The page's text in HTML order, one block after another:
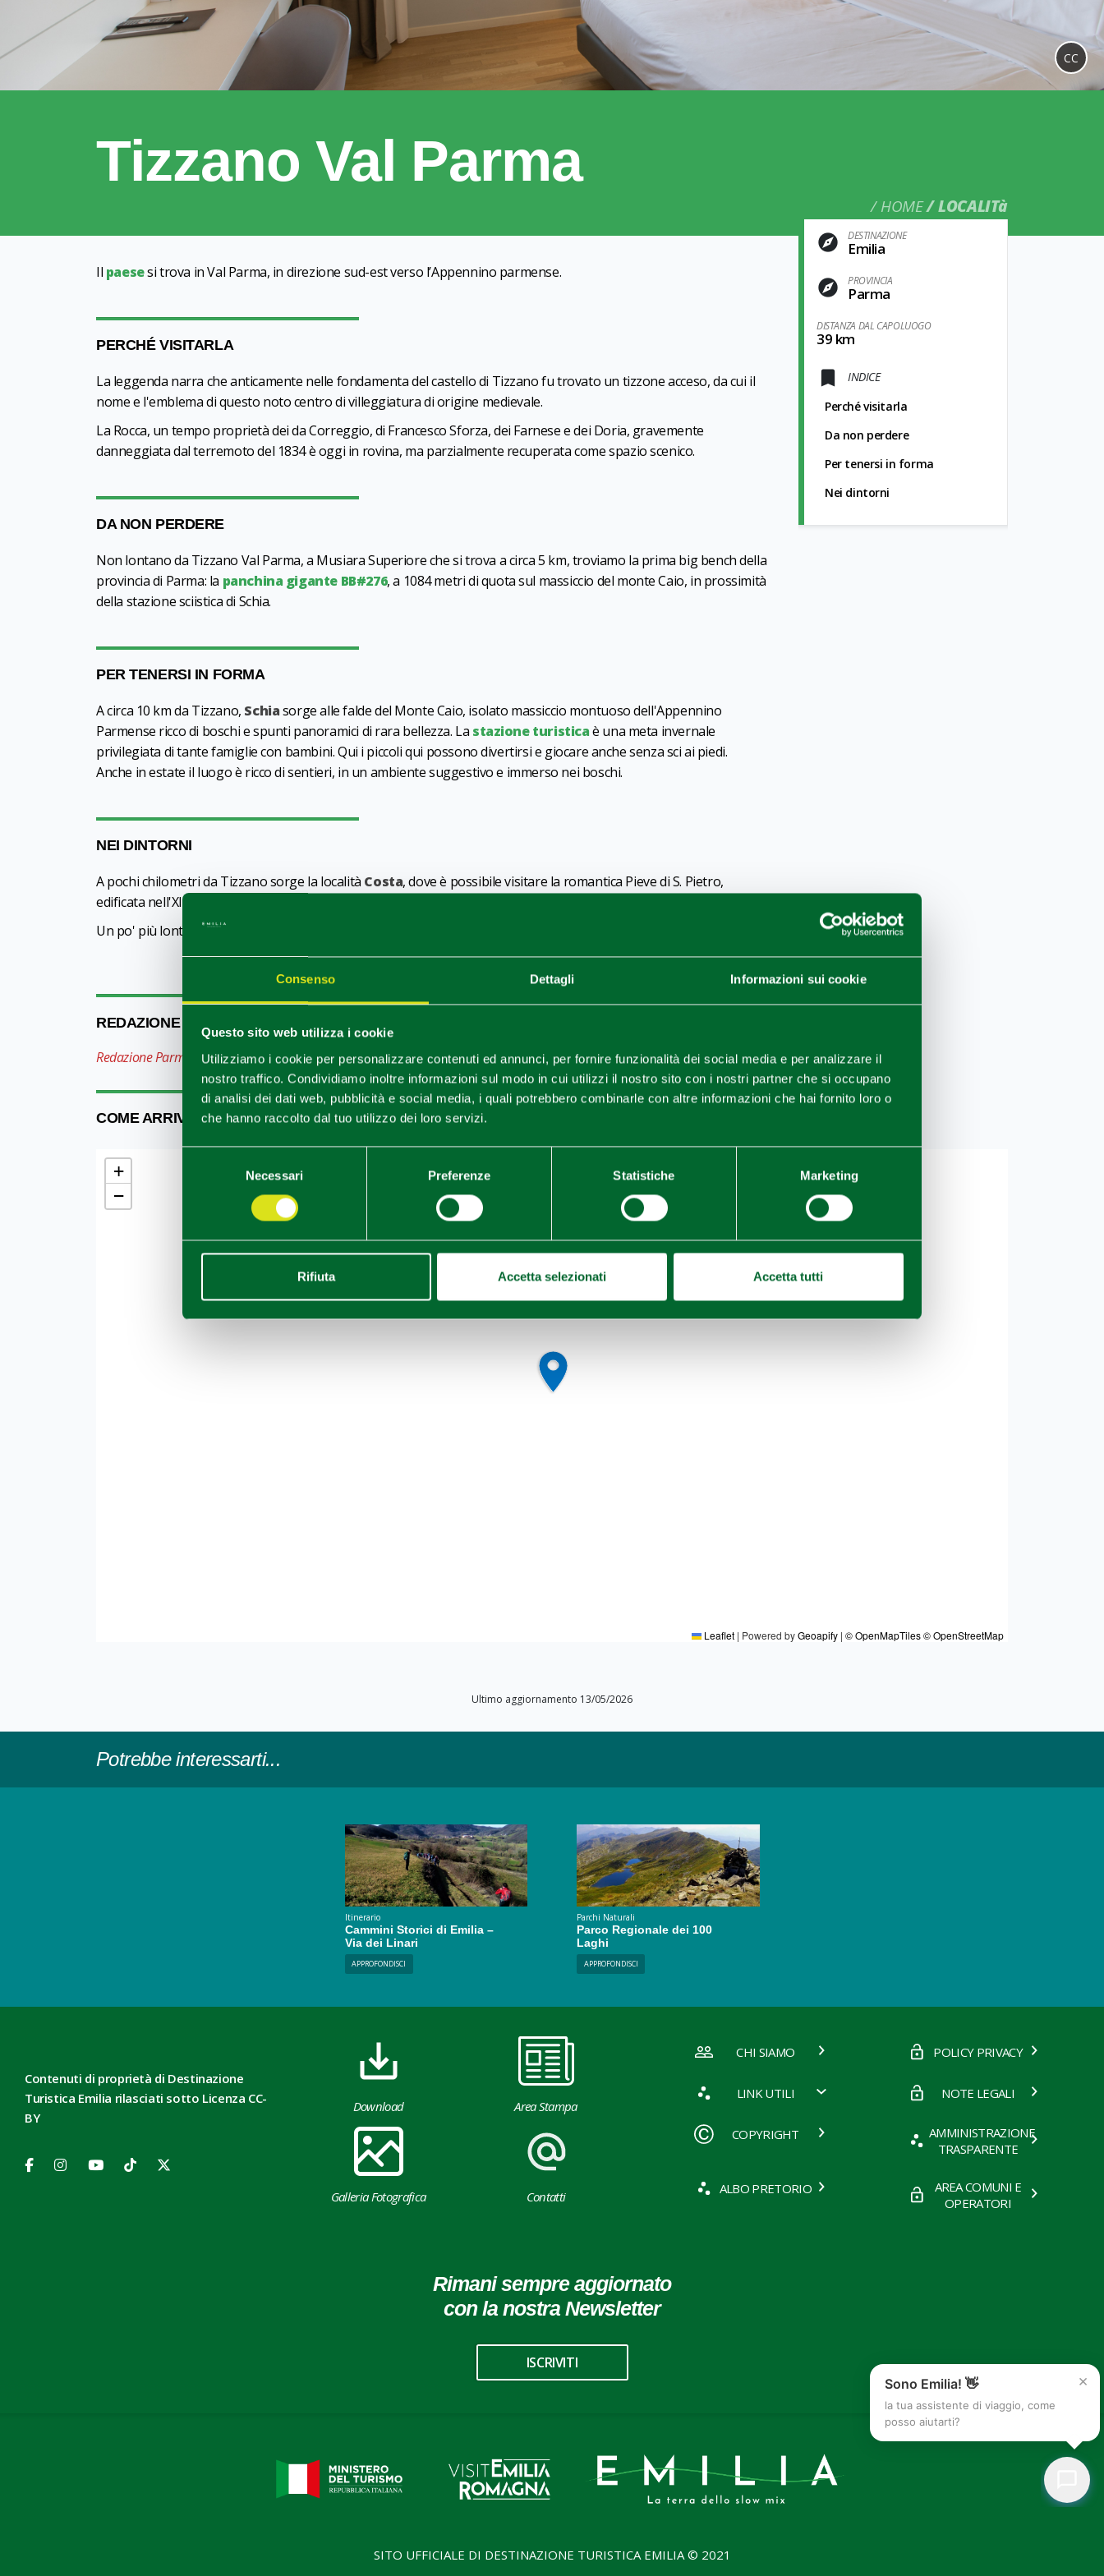
Consenso Dettagli Informazioni sui cookie
Questo sito web utilizza i cookie
Utilizziamo i cookie per personalizzare contenuti ed annunci, per fornire funzionalità dei social media e per analizzare il
nostro traffico. Condividiamo inoltre informazioni sul modo in cui utilizzi il nostro sito con i nostri partner che si occupano
di analisi dei dati web, pubblicità e social media, i quali potrebbero combinarle con altre informazioni che hai fornito loro o
che hanno raccolto dal tuo utilizzo dei loro servizi.
Necessari Preferenze Statistiche Marketing
Rifiuta Accetta selezionati Accetta tutti
Tizzano Val Parma
HOME LOCALITà
CC
DESTINAZIONE
Emilia
PROVINCIA
Parma
DISTANZA DAL CAPOLUOGO
39 km
INDICE
Perché visitarla
Da non perdere
Per tenersi in forma
Nei dintorni
Il paesesi trova in Val Parma, in direzione sud-est verso l’Appennino parmense.
PERCHÉ VISITARLA
La leggenda narra che anticamente nelle fondamenta del castello di Tizzano fu trovato un tizzone acceso, da cui il
nome e l'emblema di questo noto centro di villeggiatura di origine medievale.
La Rocca, un tempo proprietà dei da Correggio, di Francesco Sforza, dei Farnese e dei Doria, gravemente
danneggiata dal terremoto del 1834 è oggi in rovina, ma parzialmente recuperata come spazio scenico.
DA NON PERDERE
Non lontano da Tizzano Val Parma, a Musiara Superiore che si trova a circa 5 km, troviamo la prima big bench della
provincia di Parma: la panchina gigante BB#276, a 1084 metri di quota sul massiccio del monte Caio, in prossimità
della stazione sciistica di Schia.
PER TENERSI IN FORMA
A circa 10 km da Tizzano, Schiasorge alle falde del Monte Caio, isolato massiccio montuoso dell'Appennino
Parmense ricco di boschi e spunti panoramici di rara bellezza. La stazione turisticaè una meta invernale
privilegiata di tante famiglie con bambini. Qui i piccoli qui possono divertirsi e giocare anche senza sci ai piedi.
Anche in estate il luogo è ricco di sentieri, in un ambiente suggestivo e immerso nei boschi.
NEI DINTORNI
A pochi chilometri da Tizzano sorge la localitàCosta, dove è possibile visitare la romantica Pieve di S. Pietro,
edificata nell'XI secolo in pietra di cava, forse su commissione di Matilde di Canossa.
Un po' più lontano si trovano invece
REDAZIONE
Redazione Parma e provincia
COME ARRIVARE
+
−
Leaflet | Powered byGeoapify | © OpenMapTiles© OpenStreetMap
Ultimo aggiornamento 13/05/2026
Potrebbe interessarti...
Itinerario
Cammini Storici di Emilia –
Via dei Linari
APPROFONDISCI
Parchi Naturali
Parco Regionale dei 100
Laghi
APPROFONDISCI
Contenuti di proprietà di Destinazione
Turistica Emilia rilasciati sotto Licenza CC-
BY
Download Area Stampa
Galleria Fotografica Contatti
CHI SIAMO POLICY PRIVACY
LINK UTILI NOTE LEGALI
COPYRIGHT
AMMINISTRAZIONE
TRASPARENTE
ALBO PRETORIO
AREA COMUNI E
OPERATORI
Rimani sempre aggiornato
con la nostra Newsletter
ISCRIVITI
SITO UFFICIALE DI DESTINAZIONE TURISTICA EMILIA © 2021
×
Sono Emilia! 👋
la tua assistente di viaggio, come
posso aiutarti?